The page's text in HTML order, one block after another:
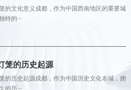
的文化意义成都，作为中国西南地区的重要城
特的···
笼的历史起源
的历史起源成都，作为中国历史文化名城，拥
的历···